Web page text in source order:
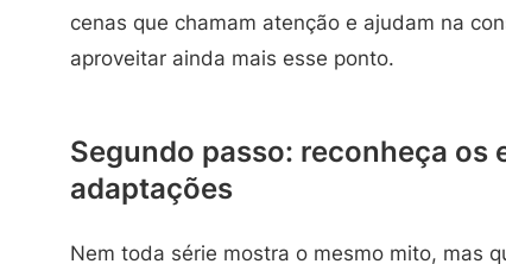
cenas que chamam atenção e ajudam na
aproveitar ainda mais esse ponto.
Segundo passo: reconheça os
adaptações
Nem toda série mostra o mesmo mito, mas